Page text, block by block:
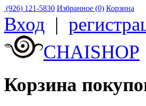
(926) 121-5830 Избранное (0) Корзина
Вход |
CHAISHOP
Корзина